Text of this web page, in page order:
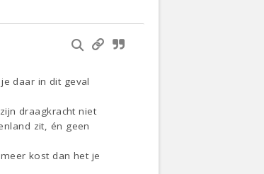
daar in dit geval
draagkracht niet
zit, én geen
kost dan het je